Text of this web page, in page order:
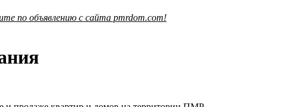
по объявлению с сайта pmrdom.com!